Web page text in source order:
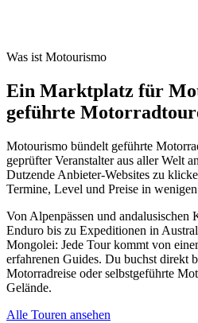
Was ist Motourismo
Ein Marktplatz für
geführte
Motourismo bündelt geführte
geprüfter Veranstalter aus aller Welt
Dutzende Anbieter-Websites zu
Termine, Level und Preise in
Von Alpenpässen und andalusischen
Enduro bis zu Expeditionen in
Mongolei: Jede Tour kommt von
erfahrenen Guides. Du buchst direkt
Motorradreise oder selbstgeführte
Gelände.
Alle Touren ansehen